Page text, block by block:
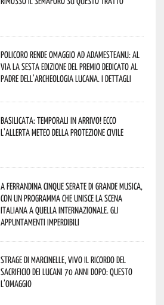
Policoro rende omaggio ad Adamesteanu: al
via la sesta edizione del Premio dedicato al
padre dell’archeologia lucana. I dettagli
Basilicata: temporali in arrivo! Ecco
l’allerta meteo della Protezione civile
A Ferrandina cinque serate di grande musica,
con un programma che unisce la scena
italiana a quella internazionale. Gli
appuntamenti imperdibili
Strage di Marcinelle, vivo il ricordo del
sacrificio dei lucani 70 anni dopo: questo
l’omaggio